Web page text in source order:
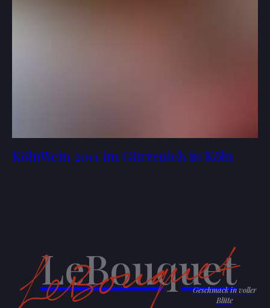
KölnWein 2011 im Gürzenich in Köln
LeBouquet
Geschmack in voller
Blüte